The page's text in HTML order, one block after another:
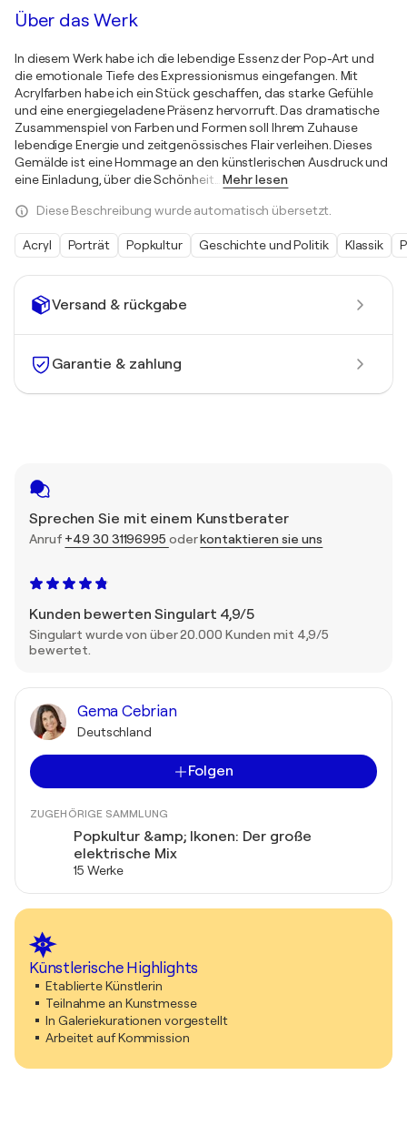
Versand & rückgabe
Garantie & zahlung
Sprechen Sie mit einem Kunstberater
Anruf +49 30 31196995 oderkontaktieren sie uns
Kunden bewerten Singulart 4,9/5
Singulart wurde von über 20.000 Kunden mit 4,9/5
bewertet.
Gema Cebrian
Deutschland
Folgen
ZUGEHÖRIGE SAMMLUNG
Popkultur &amp; Ikonen: Der große
elektrische Mix
15 Werke
Künstlerische Highlights
Etablierte Künstlerin
Teilnahme an Kunstmesse
In Galeriekurationen vorgestellt
Arbeitet auf Kommission
Über das Werk
In diesem Werk habe ich die lebendige Essenz der Pop-Art und
die emotionale Tiefe des Expressionismus eingefangen. Mit
Acrylfarben habe ich ein Stück geschaffen, das starke Gefühle
und eine energiegeladene Präsenz hervorruft. Das dramatische
Zusammenspiel von Farben und Formen soll Ihrem Zuhause
lebendige Energie und zeitgenössisches Flair verleihen. Dieses
Gemälde ist eine Hommage an den künstlerischen Ausdruck und
eine Einladung, über die Schönheit… Mehr lesen
Diese Beschreibung wurde automatisch übersetzt.
Acryl Porträt Popkultur Geschichte und Politik Klassik